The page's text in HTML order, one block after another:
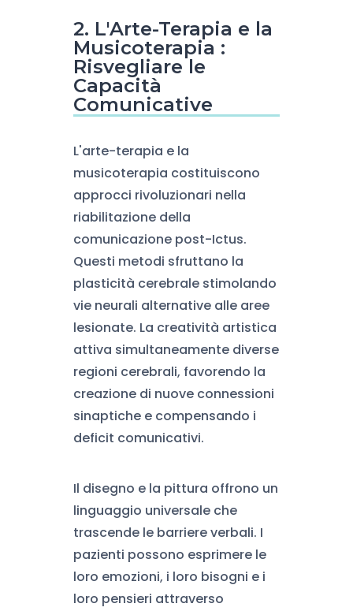
2. L'Arte-Terapia e la
Musicoterapia :
Risvegliare le
Capacità
Comunicative
L'arte-terapia e la
musicoterapia costituiscono
approcci rivoluzionari nella
riabilitazione della
comunicazione post-Ictus.
Questi metodi sfruttano la
plasticità cerebrale stimolando
vie neurali alternative alle aree
lesionate. La creatività artistica
attiva simultaneamente diverse
regioni cerebrali, favorendo la
creazione di nuove connessioni
sinaptiche e compensando i
deficit comunicativi.
Il disegno e la pittura offrono un
linguaggio universale che
trascende le barriere verbali. I
pazienti possono esprimere le
loro emozioni, i loro bisogni e i
loro pensieri attraverso